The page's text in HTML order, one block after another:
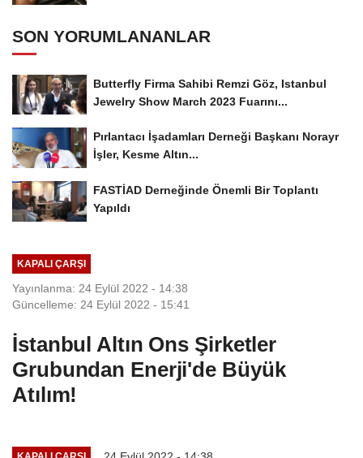
SON YORUMLANANLAR
Butterfly Firma Sahibi Remzi Göz, Istanbul
Jewelry Show March 2023 Fuarını...
Pırlantacı İşadamları Derneği Başkanı Norayr
İşler, Kesme Altın...
FASTİAD Derneğinde Önemli Bir Toplantı
Yapıldı
KAPALI ÇARŞI
Yayınlanma: 24 Eylül 2022 - 14:38
Güncelleme: 24 Eylül 2022 - 15:41
İstanbul Altın Ons Şirketler
Grubundan Enerji'de Büyük
Atılım!